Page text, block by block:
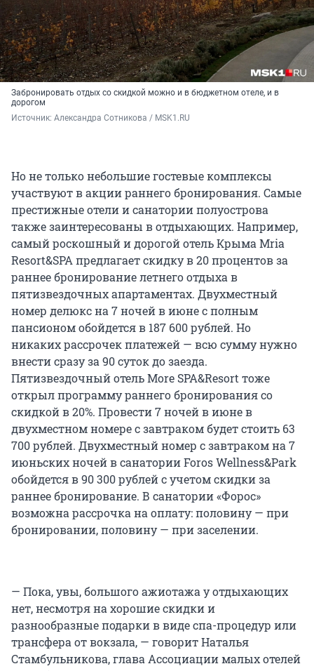
Забронировать отдых со скидкой можно и в бюджетном отеле, и в
дорогом
Источник: Александра Сотникова / MSK1.RU
Но не только небольшие гостевые комплексы
участвуют в акции раннего бронирования. Самые
престижные отели и санатории полуострова
также заинтересованы в отдыхающих. Например,
самый роскошный и дорогой отель Крыма Mria
Resort&SPA предлагает скидку в 20 процентов за
раннее бронирование летнего отдыха в
пятизвездочных апартаментах. Двухместный
номер делюкс на 7 ночей в июне с полным
пансионом обойдется в 187 600 рублей. Но
никаких рассрочек платежей — всю сумму нужно
внести сразу за 90 суток до заезда.
Пятизвездочный отель More SPA&Resort тоже
открыл программу раннего бронирования со
скидкой в 20%. Провести 7 ночей в июне в
двухместном номере с завтраком будет стоить 63
700 рублей. Двухместный номер с завтраком на 7
июньских ночей в санатории Foros Wellness&Park
обойдется в 90 300 рублей с учетом скидки за
раннее бронирование. В санатории «Форос»
возможна рассрочка на оплату: половину — при
бронировании, половину — при заселении.
— Пока, увы, большого ажиотажа у отдыхающих
нет, несмотря на хорошие скидки и
разнообразные подарки в виде спа-процедур или
трансфера от вокзала, — говорит Наталья
Стамбульникова, глава Ассоциации малых отелей